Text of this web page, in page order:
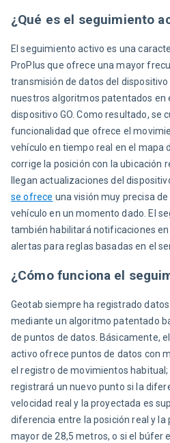
¿Qué es el seguimiento
El seguimiento activo es una
ProPlus que ofrece una mayor
transmisión de datos del dispositivo
nuestros algoritmos patentados en
dispositivo GO. Como resultado, se
funcionalidad que ofrece el
vehículo en tiempo real en el mapa
corrige la posición con la ubicación
llegan actualizaciones del
se ofrece una visión muy precisa de
vehículo en un momento dado. El
también habilitará notificaciones
alertas para reglas basadas en el
¿Cómo funciona el
Geotab siempre ha registrado
mediante un algoritmo patentado
de puntos de datos. Básicamente,
activo ofrece puntos de datos con
el registro de movimientos habitual;
registrará un nuevo punto si la
velocidad real y la proyectada es
diferencia entre la posición real y la
mayor de 28,5 metros, o si el
búfer